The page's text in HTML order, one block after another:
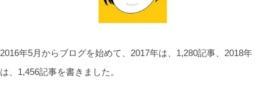
2016年5月からブログを始めて、2017年は、1,280記事、2018年
は、1,456記事を書きました。